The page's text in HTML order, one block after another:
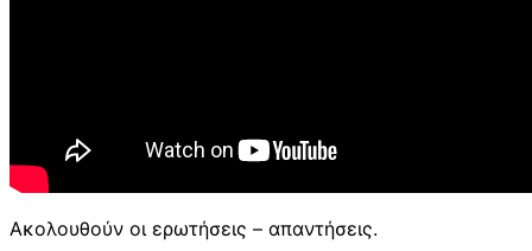
Ακολουθούν οι ερωτήσεις – απαντήσεις.